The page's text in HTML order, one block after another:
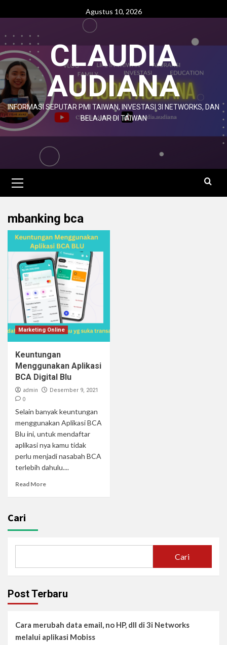
Agustus 10, 2026
CLAUDIA
AUDIANA
INFORMASI SEPUTAR PMI TAIWAN, INVESTASI 3I NETWORKS, DAN
BELAJAR DI TAIWAN
mbanking bca
Marketing Online
Keuntungan
Menggunakan Aplikasi
BCA Digital Blu
admin Desember 9, 2021
0
Selain banyak keuntungan
menggunakan Aplikasi BCA
Blu ini, untuk mendaftar
aplikasi nya kamu tidak
perlu menjadi nasabah BCA
terlebih dahulu....
Read More
Cari
Cari
Post Terbaru
Cara merubah data email, no HP, dll di 3i Networks
melalui aplikasi Mobiss